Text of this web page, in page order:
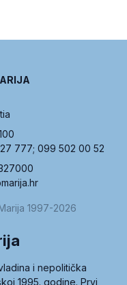
777; 099 502 00 52
1997-2026
i nepolitička
1995. godine. Prvi